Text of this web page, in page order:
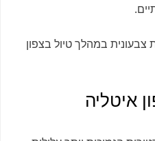
איטליה